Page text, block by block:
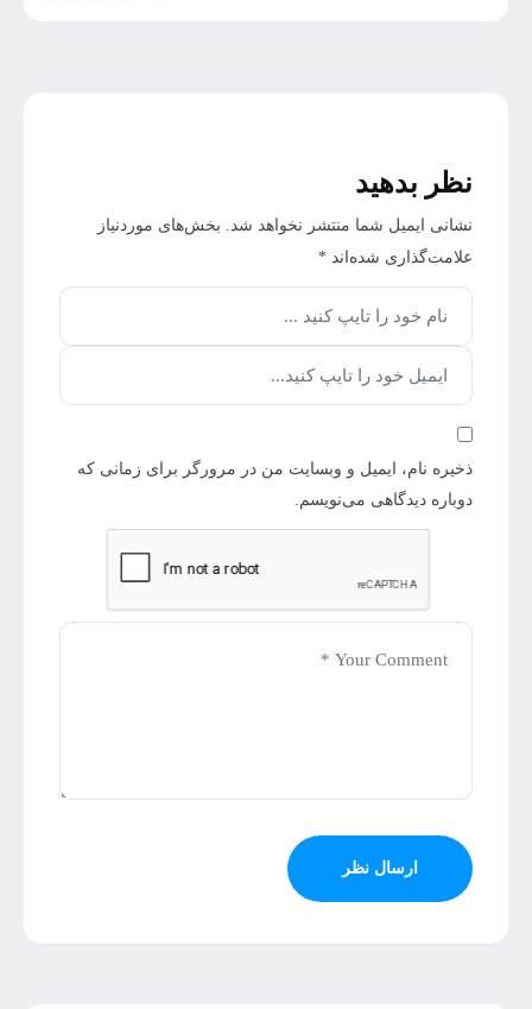
نظر بدهید
نشانی ایمیل شما منتشر نخواهد شد. بخش‌های موردنیاز
علامت‌گذاری شده‌اند *
ذخیره نام، ایمیل و وبسایت من در مرورگر برای زمانی که
دوباره دیدگاهی می‌نویسم.
ارسال نظر